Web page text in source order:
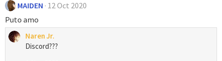
MAIDEN 12 Oct 2020
Puto amo
Naren Jr.
Discord???